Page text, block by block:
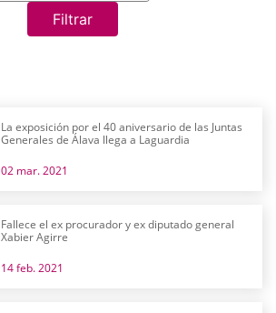
Filtrar
La exposición por el 40 aniversario de las Juntas
Generales de Álava llega a Laguardia
02 mar. 2021
Fallece el ex procurador y ex diputado general
Xabier Agirre
14 feb. 2021